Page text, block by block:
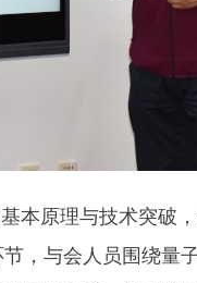
原理与技术突破
，与会人员围绕量